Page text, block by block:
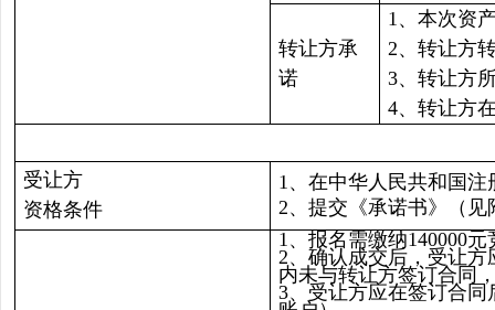
转让方承
诺
1、本次资
2、转让方
3、转让方
4、转让方
受让方
资格条件
1、在中华人民共和国
2、提交《承诺书》（见
1、报名需缴纳140000
2、确认成交后，受让
内未与转让方签订合同
3、受让方应在签订合